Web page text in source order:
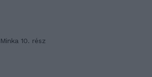
Minka 10. rész